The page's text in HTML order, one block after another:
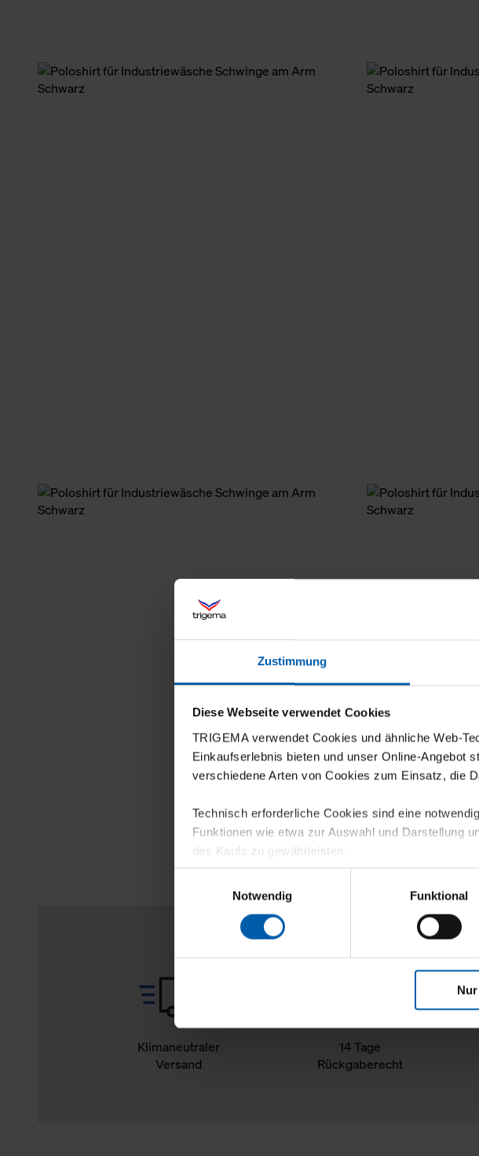
Zustimmung
Diese Webseite verwendet Cookies
TRIGEMA verwendet Cookies und ähnliche Web-
Einkaufserlebnis bieten und unser Online-Angebot
verschiedene Arten von Cookies zum Einsatz, die
Technisch erforderliche Cookies sind eine
Funktionen wie etwa zur Auswahl und Darstellung
des Kaufs zu gewährleisten.
Für die Darstellung personalisierter Angebote,
sowie für Marketing-, Statistik- und Tracking-
personenbezogene Informationen. Diese
Klicken Sie auf "Alle erlauben", damit wir alle
verwenden dürfen. Über die jeweiligen
Notwendig
Funktional
Klimaneutraler
Versand
14 Tage
Rückgaberecht